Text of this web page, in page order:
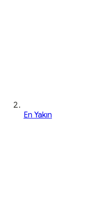
En Yakın